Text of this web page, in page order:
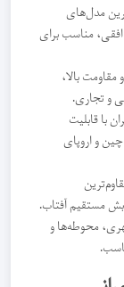
مدل‌های
افقی، مناسب برای
بالا،
و تجاری.
با قابلیت
و اروپای
مستقیم آفتاب.
محوطه‌ها و